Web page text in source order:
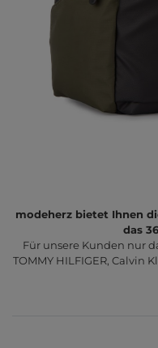
modeherz bietet Ihnen
das
Für unsere Kunden nur
TOMMY HILFIGER, Calvin